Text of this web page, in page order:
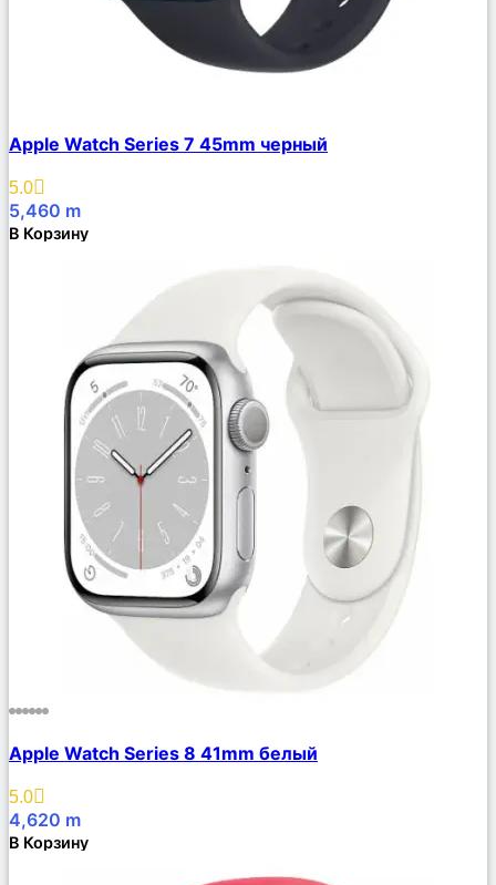
Описание
Избранное
Apple Watch Series 7 45mm черный
5.0
5,460 m
В Корзину
Описание
Избранное
Apple Watch Series 8 41mm белый
5.0
4,620 m
В Корзину